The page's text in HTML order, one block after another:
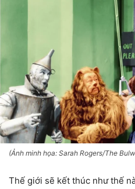
(Ảnh minh họa: Sarah Rogers/The
Thế giới sẽ kết thúc như thế